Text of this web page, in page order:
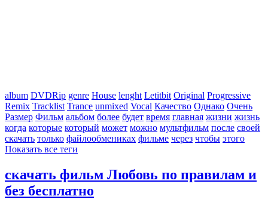
album DVDRip genre House lenght Letitbit Original Progressive
Remix Tracklist Trance unmixed Vocal Качество Однако Очень
Размер Фильм альбом более будет время главная жизни жизнь
когда которые который может можно мультфильм после своей
скачать только файлообмениках фильме через чтобы этого
Показать все теги
скачать фильм Любовь по правилам и
без бесплатно